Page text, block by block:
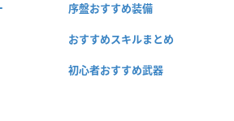
序盤おすすめ装備
おすすめスキルまとめ
初心者おすすめ武器